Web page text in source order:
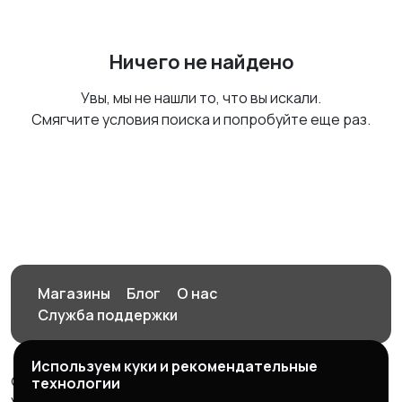
Ничего не найдено
Увы, мы не нашли то, что вы искали.
Смягчите условия поиска и попробуйте еще раз.
Магазины Блог
О нас
Служба поддержки
© 2026 Орен-АЙ - Авто | Недвижимость | Работа |
Используем куки и рекомендательные
технологии